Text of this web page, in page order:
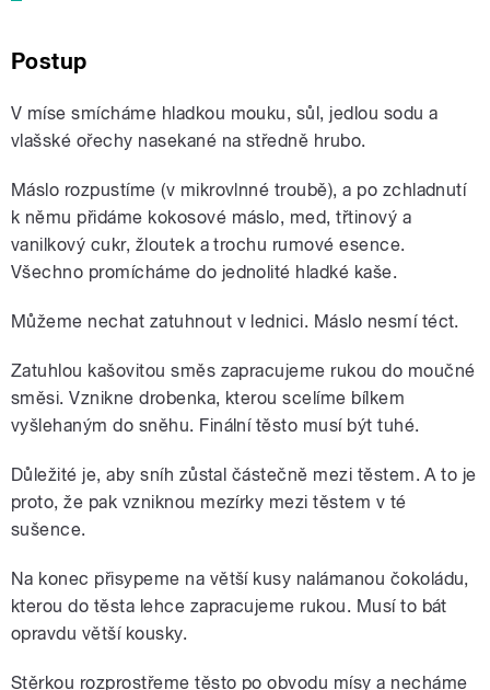
Postup
V míse smícháme hladkou mouku, sůl, jedlou sodu a
vlašské ořechy nasekané na středně hrubo.
Máslo rozpustíme (v mikrovlnné troubě), a po zchladnutí
k němu přidáme kokosové máslo, med, třtinový a
vanilkový cukr, žloutek a trochu rumové esence.
Všechno promícháme do jednolité hladké kaše.
Můžeme nechat zatuhnout v lednici. Máslo nesmí téct.
Zatuhlou kašovitou směs zapracujeme rukou do moučné
směsi. Vznikne drobenka, kterou scelíme bílkem
vyšlehaným do sněhu. Finální těsto musí být tuhé.
Důležité je, aby sníh zůstal částečně mezi těstem. A to je
proto, že pak vzniknou mezírky mezi těstem v té
sušence.
Na konec přisypeme na větší kusy nalámanou čokoládu,
kterou do těsta lehce zapracujeme rukou. Musí to bát
opravdu větší kousky.
Stěrkou rozprostřeme těsto po obvodu mísy a necháme